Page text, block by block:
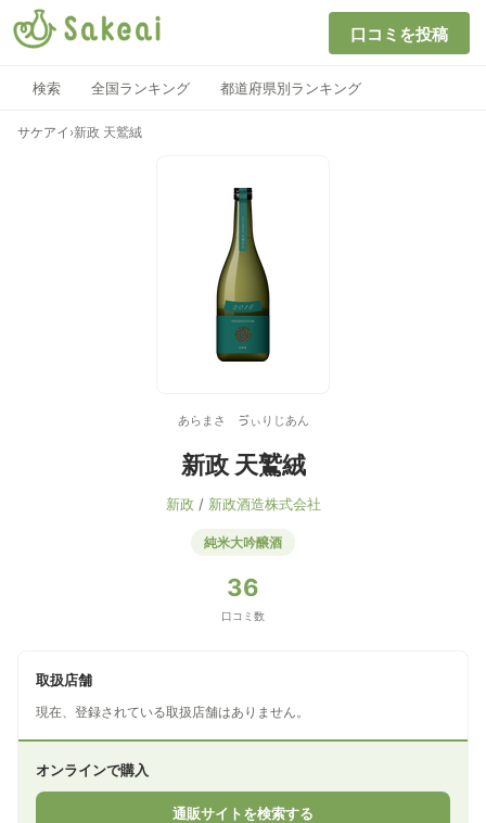
口コミを投稿
検索 全国ランキング 都道府県別ランキング
サケアイ ›新政 天鷲絨
あらまさ ゔぃりじあん
新政 天鷲絨
新政 / 新政酒造株式会社
純米大吟醸酒
36
口コミ数
取扱店舗
現在、登録されている取扱店舗はありません。
オンラインで購入
通販サイトを検索する